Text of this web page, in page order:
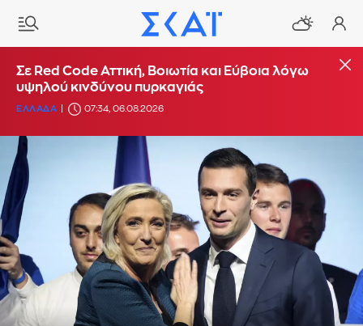
Σε Red Code Αττική, Βοιωτία και Εύβοια λόγω
υψηλού κινδύνου πυρκαγιάς
ΕΛΛΑΔΑ 07:34, 06.08.2026